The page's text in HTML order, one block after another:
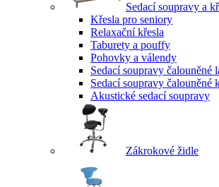
Sedací soupravy a
Křesla pro seniory
Relaxační křesla
Taburety a pouffy
Pohovky a válendy
Sedací soupravy čalouněné
Sedací soupravy čalouněné
Akustické sedací soupravy
Zákrokové židle